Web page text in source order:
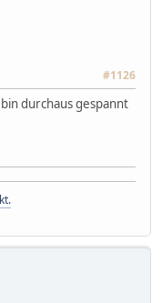
#1126
durchaus gespannt